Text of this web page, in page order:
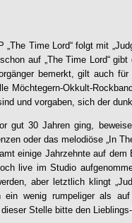
Time Lord“ folgt mit „
schon auf „The Time Lord“
bemerkt, gilt auch
Möchtegern-Okkult-
und vorgaben, sich der
gut 30 Jahren ging,
oder das melodiöse „In
einige Jahrzehnte auf
live im Studio
aber letztlich klingt „
ein wenig rumpeliger als
Stelle bitte den